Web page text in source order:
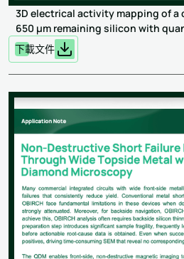
3D electrical activity mapping of
650 µm remaining silicon with
下載文件